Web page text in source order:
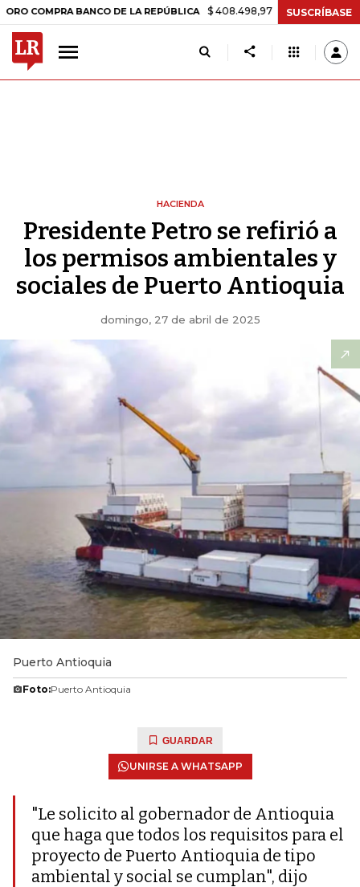
BANCO DE LA REPÚBLICA $ 408.498,97 +$ 8.753,81 +2,19%
SUSCRÍBASE
HACIENDA
Presidente Petro se refirió a
los permisos ambientales y
sociales de Puerto Antioquia
domingo, 27 de abril de 2025
Puerto Antioquia
Foto:Puerto Antioquia
GUARDAR
UNIRSE A WHATSAPP
"Le solicito al gobernador de Antioquia
que haga que todos los requisitos para el
proyecto de Puerto Antioquia de tipo
ambiental y social se cumplan", dijo